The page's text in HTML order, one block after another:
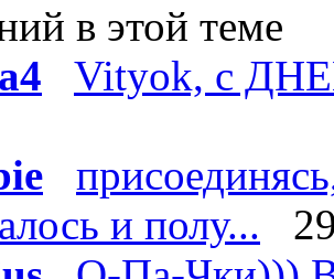
в этой теме
Vityok, с
и полу...